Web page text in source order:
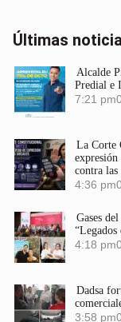
Últimas
Alcalde
Predial e
7:21 pm
La Corte
expresión
contra las
4:36 pm
Gases
“Legados
4:18 pm
Dadsa
3:58 pm